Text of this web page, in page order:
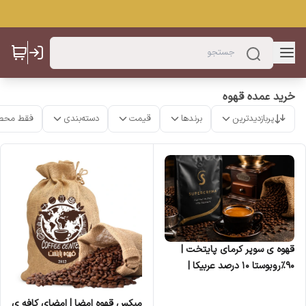
خرید عمده قهوه
پربازدیدترین برندها قیمت دسته‌بندی فقط
قهوه ی سوپر کرمای پایتخت |
۹۰٪روبوستا ۱۰ درصد عربیکا |